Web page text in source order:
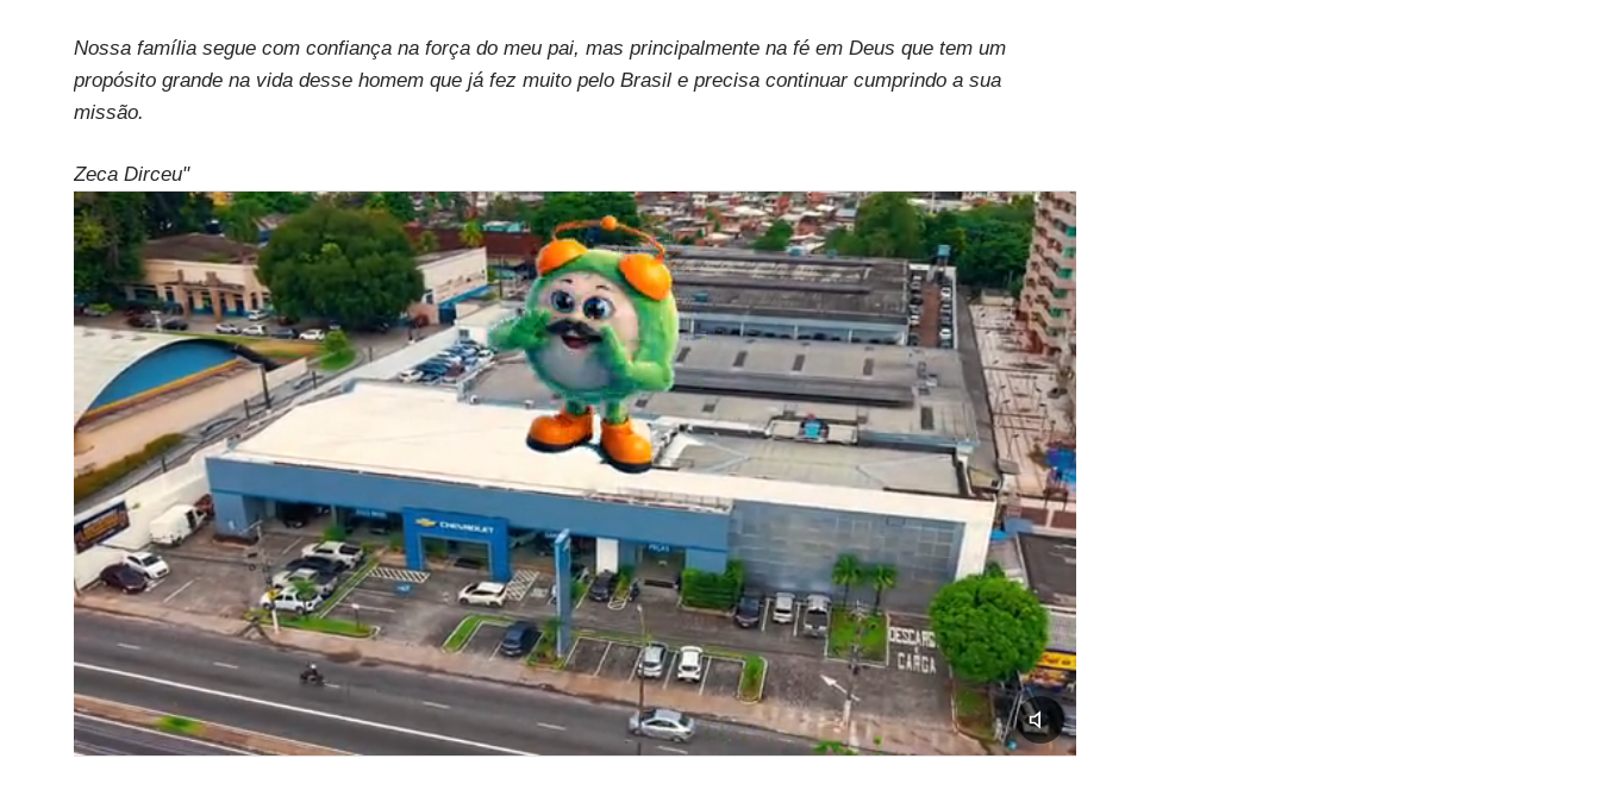
Nossa família segue com confiança na força do meu pai, mas principalmente na fé em Deus que tem um
propósito grande na vida desse homem que já fez muito pelo Brasil e precisa continuar cumprindo a sua
missão.
Zeca Dirceu"